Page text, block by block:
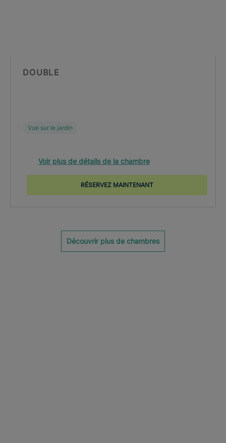
DOUBLE
Vue sur le jardin
Voir plus de détails de la chambre
RÉSERVEZ MAINTENANT
Découvrir plus de chambres